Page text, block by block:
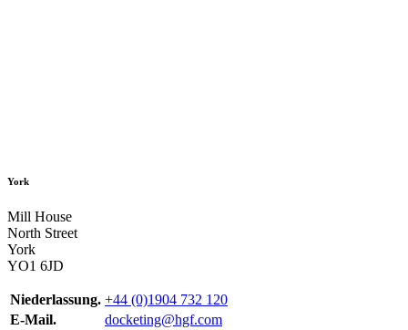
York
Mill House
North Street
York
YO1 6JD
Niederlassung. +44 (0)1904 732 120
E-Mail.
docketing@hgf.com